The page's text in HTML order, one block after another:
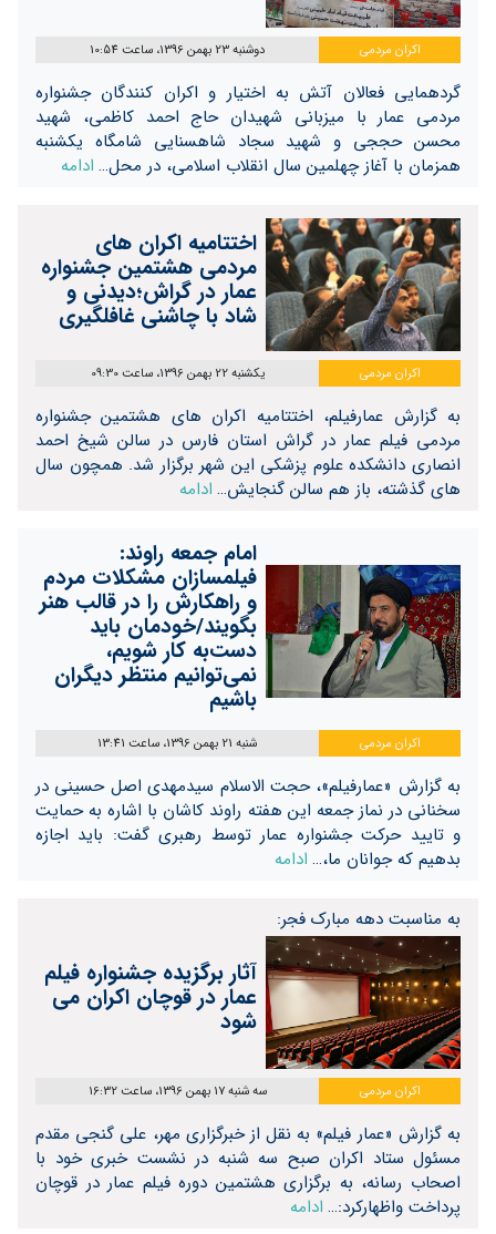
اکران مردمی دوشنبه 23 بهمن 1396، ساعت 10:54
گردهمایی فعالان آتش به اختیار و اکران کنندگان جشنواره
مردمی عمار با میزبانی شهیدان حاج احمد کاظمی، شهید
محسن حججی و شهید سجاد شاهسنایی شامگاه یکشنبه
همزمان با آغاز چهلمین سال انقلاب اسلامی، در محل… ادامه
اختتامیه اکران های
مردمی هشتمین جشنواره
عمار در گراش؛دیدنی و
شاد با چاشنی غافلگیری
اکران مردمی یکشنبه 22 بهمن 1396، ساعت 09:30
به گزارش عمارفیلم، اختتامیه اکران های هشتمین جشنواره
مردمی فیلم عمار در گراش استان فارس در سالن شیخ احمد
انصاری دانشکده علوم پزشکی این شهر برگزار شد. همچون سال
های گذشته، باز هم سالن گنجایش… ادامه
امام جمعه راوند:
فیلمسازان مشکلات مردم
و راهکارش را در قالب هنر
بگویند/خودمان باید
دست‌به کار شویم،
نمی‌توانیم منتظر دیگران
باشیم
اکران مردمی شنبه 21 بهمن 1396، ساعت 13:41
به گزارش «عمارفیلم»، حجت الاسلام سیدمهدی اصل حسینی در
سخنانی در نماز جمعه این هفته راوند کاشان با اشاره به حمایت
و تایید حرکت جشنواره عمار توسط رهبری گفت: باید اجازه
بدهیم که جوانان ما،… ادامه
به مناسبت دهه مبارک فجر:
آثار برگزیده جشنواره فیلم
عمار در قوچان اکران می
شود
اکران مردمی سه شنبه 17 بهمن 1396، ساعت 16:32
به گزارش «عمار فیلم» به نقل از خبرگزاری مهر، علی گنجی مقدم
مسئول ستاد اکران صبح سه شنبه در نشست خبری خود با
اصحاب رسانه، به برگزاری هشتمین دوره فیلم عمار در قوچان
پرداخت واظهارکرد:… ادامه